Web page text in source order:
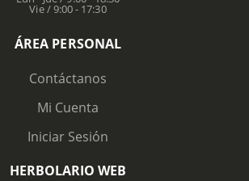
Vie / 9:00 - 17:30
ÁREA PERSONAL
Contáctanos
Mi Cuenta
Iniciar Sesión
HERBOLARIO WEB